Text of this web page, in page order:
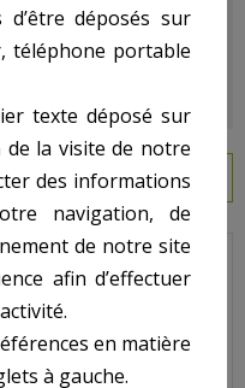
1215029
déposés sur
téléphone portable
texte déposé sur
de la visite de notre
des informations
navigation, de
de notre site
afin d’effectuer
en matière
à gauche.